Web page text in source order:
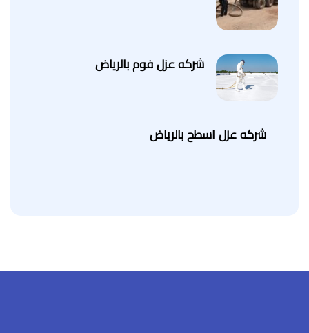
شركه عزل فوم بالرياض
شركه عزل اسطح بالرياض